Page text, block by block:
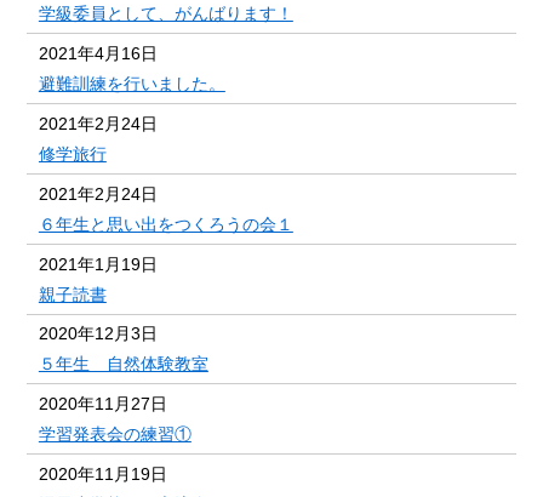
学級委員として、がんばります！
2021年4月16日
避難訓練を行いました。
2021年2月24日
修学旅行
2021年2月24日
６年生と思い出をつくろうの会１
2021年1月19日
親子読書
2020年12月3日
５年生 自然体験教室
2020年11月27日
学習発表会の練習①
2020年11月19日